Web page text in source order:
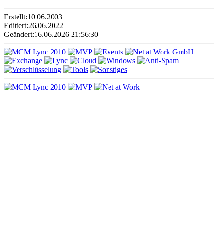
Erstellt:10.06.2003
Editiert:26.06.2022
Geändert:16.06.2026 21:56:30